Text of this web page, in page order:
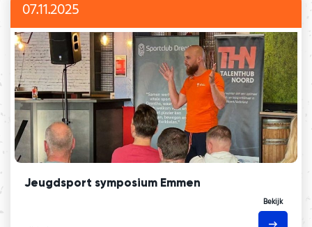
07.11.2025
Jeugdsport symposium Emmen
Bekijk